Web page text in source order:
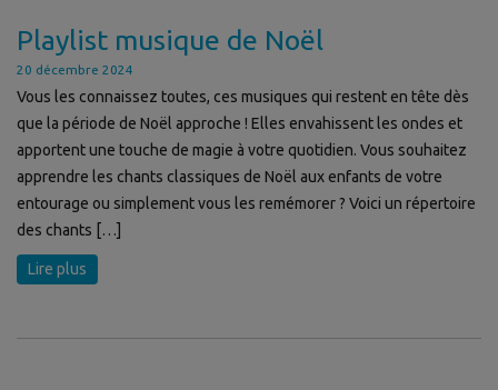
Playlist musique de Noël
20 décembre 2024
Vous les connaissez toutes, ces musiques qui restent en tête dès
que la période de Noël approche ! Elles envahissent les ondes et
apportent une touche de magie à votre quotidien. Vous souhaitez
apprendre les chants classiques de Noël aux enfants de votre
entourage ou simplement vous les remémorer ? Voici un répertoire
des chants […]
Lire plus